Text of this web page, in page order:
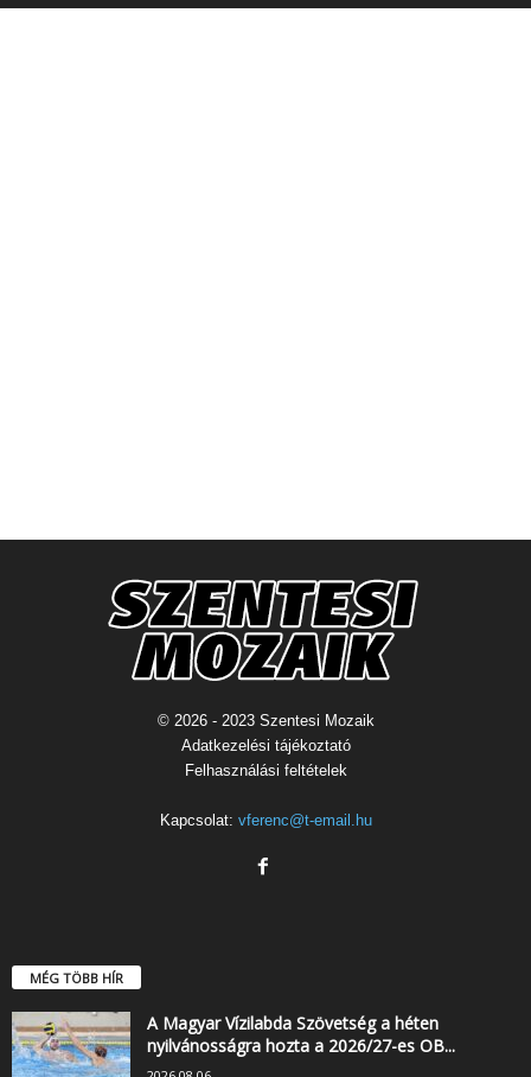
© 2026 - 2023 Szentesi Mozaik
Adatkezelési tájékoztató
Felhasználási feltételek
Kapcsolat: vferenc@t-email.hu
MÉG TÖBB HÍR
A Magyar Vízilabda Szövetség a héten
nyilvánosságra hozta a 2026/27-es OB...